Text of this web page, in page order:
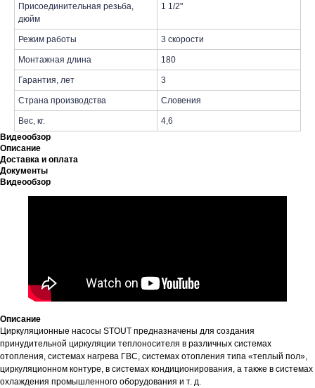
Присоединительная резьба,
дюйм
1 1/2"
Режим работы 3 скорости
Монтажная длина 180
Гарантия, лет 3
Страна производства Словения
Вес, кг.
4,6
Видеообзор
Описание
Доставка и оплата
Документы
Видеообзор
Описание
Циркуляционные насосы STOUT предназначены для создания
принудительной циркуляции теплоносителя в различных системах
отопления, системах нагрева ГВС, системах отопления типа «теплый пол»,
циркуляционном контуре, в системах кондиционирования, а также в системах
охлаждения промышленного оборудования и т. д.